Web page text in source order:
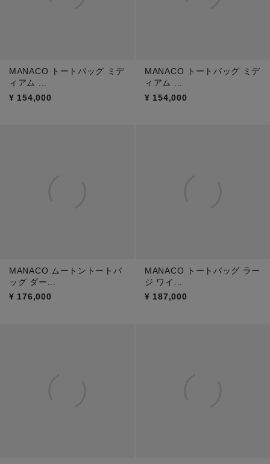
MANACO トートバッグ ミデ
ィアム ...
¥ 154,000
MANACO トートバッグ ミデ
ィアム ...
¥ 154,000
MANACO ムートントートバ
ッグ ダー...
¥ 176,000
MANACO トートバッグ ラー
ジ ワイ...
¥ 187,000